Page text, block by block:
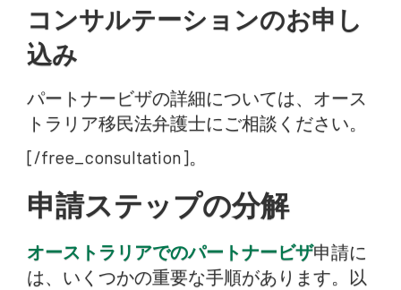
コンサルテーションのお申し
込み
パートナービザの詳細については、オース
トラリア移民法弁護士にご相談ください。
[/free_consultation]。
申請ステップの分解
オーストラリアでのパートナービザ申請に
は、いくつかの重要な手順があります。以